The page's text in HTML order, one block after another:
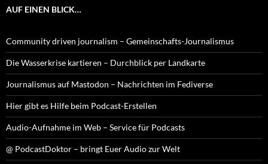
AUF EINEN BLICK…
Community driven journalism – Gemeinschafts-Journalismus
Die Wasserkrise kartieren – Durchblick per Landkarte
Journalismus auf Mastodon – Nachrichten im Fediverse
Hier gibt es Hilfe beim Podcast-Erstellen
Audio-Aufnahme im Web – Service für Podcasts
@ PodcastDoktor – bringt Euer Audio zur Welt